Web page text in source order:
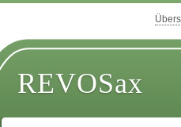
REVOSax